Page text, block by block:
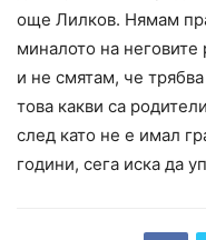
още Лилков. Нямам
миналото на
и не смятам, че
това какви са
след като не е имал
години, сега иска да